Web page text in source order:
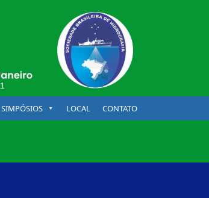
SIMPÓSIOS LOCAL CONTATO